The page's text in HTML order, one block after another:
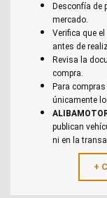
Desconfía de
mercado.
Verifica que
antes de
Revisa la
compra.
Para
únicamente
publican
ni en la